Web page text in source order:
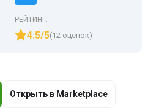
РЕЙТИНГ:
4.5/5(12 оценок)
Открыть в Marketplace